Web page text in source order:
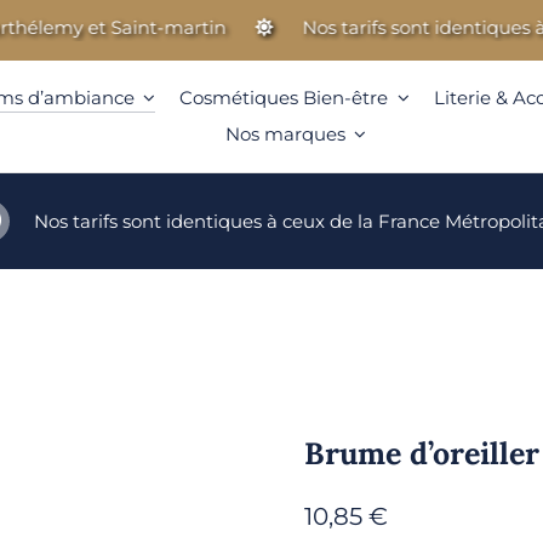
et Saint-martin Nos tarifs sont identiques à
d’ambiance Cosmétiques Bien-être Literie &
Nos marques
Nos tarifs sont identiques à ceux de la France
Brume
10,85 €